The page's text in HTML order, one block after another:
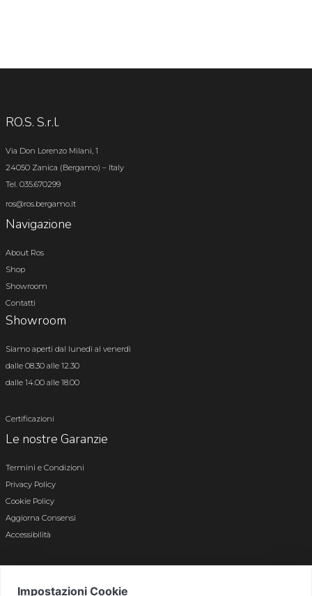
RO.S. S.r.l.
Via Don Lorenzo Milani, 1
24050 Zanica (Bergamo) – Italy
Tel. 035.670299
ros@ros.bergamo.it
Navigazione
About Ros
Shop
Showroom
Contatti
Showroom
Siamo aperti dal lunedì al venerdì
dalle 08.30 alle 12.30
dalle 14.00 alle 18.00
Certificazioni
Le nostre Garanzie
Termini e Condizioni
Privacy Policy
Cookie Policy
Aggiorna Consensi
Accessibilità